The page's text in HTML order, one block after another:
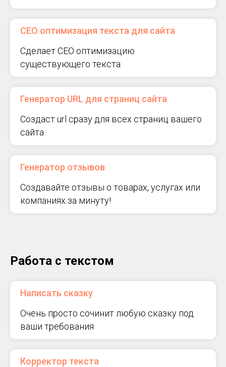
СЕО оптимизация текста для сайта
Сделает СЕО оптимизацию
существующего текста
Генератор URL для страниц сайта
Создаст url сразу для всех страниц вашего
сайта
Генератор отзывов
Создавайте отзывы о товарах, услугах или
компаниях за минуту!
Работа с текстом
Написать сказку
Очень просто сочинит любую сказку под
ваши требования
Корректор текста